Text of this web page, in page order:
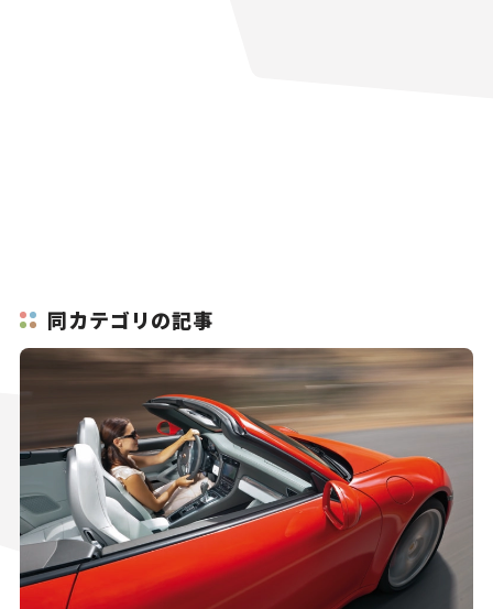
同カテゴリの記事